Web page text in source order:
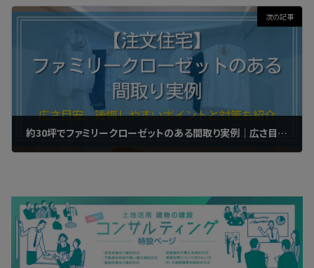
次の記事
約30坪でファミリークローゼットのある間取り実例｜広さ目安、後悔しやすいポイントと対策も紹介